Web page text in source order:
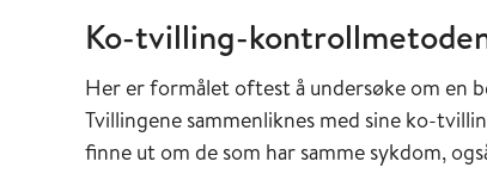
Ko-tvilling-
Her er formålet oftest å undersøke om en
Tvillingene sammenliknes med sine ko-
finne ut om de som har samme sykdom,